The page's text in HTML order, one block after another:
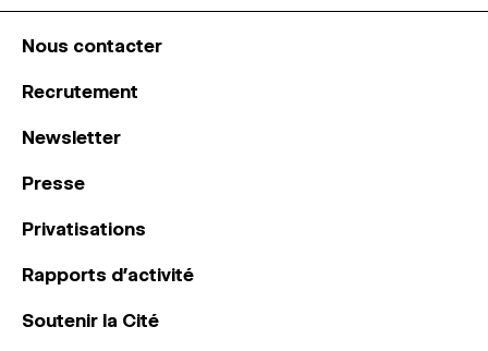
Nous contacter
Recrutement
Newsletter
Presse
Privatisations
Rapports d’activité
Soutenir la Cité